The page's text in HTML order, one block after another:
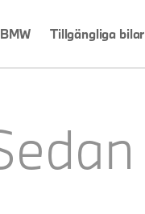
Tillgängliga bilar